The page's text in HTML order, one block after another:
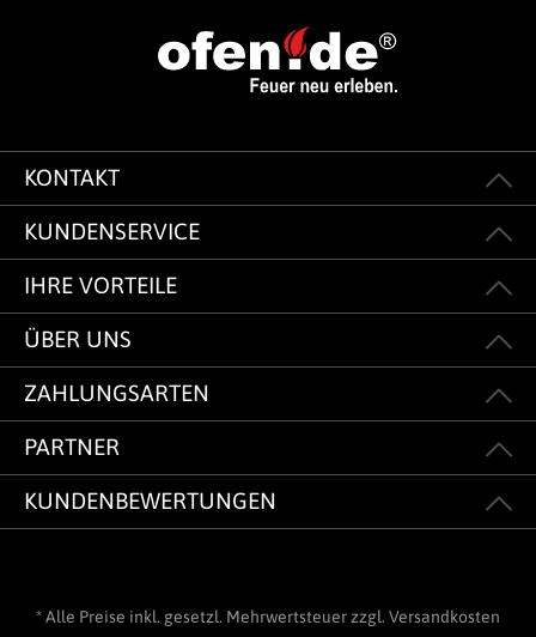
KONTAKT
KUNDENSERVICE
IHRE VORTEILE
ÜBER UNS
ZAHLUNGSARTEN
PARTNER
KUNDENBEWERTUNGEN
* Alle Preise inkl. gesetzl. Mehrwertsteuer zzgl. Versandkosten